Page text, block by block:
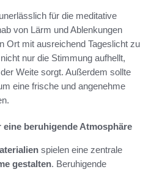
für die meditative
von Lärm und Ablenkungen
Ort mit ausreichend Tageslicht zu
nur die Stimmung aufhellt,
Weite sorgt. Außerdem sollte
eine frische und angenehme
beruhigende Atmosphäre
spielen eine zentrale
gestalten. Beruhigende